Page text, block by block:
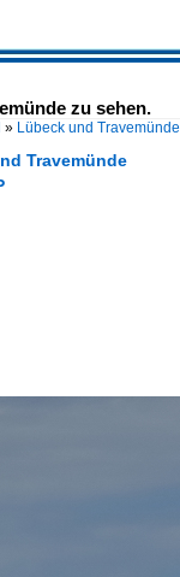
zu sehen.
» Lübeck und Travemünde
Travemünde